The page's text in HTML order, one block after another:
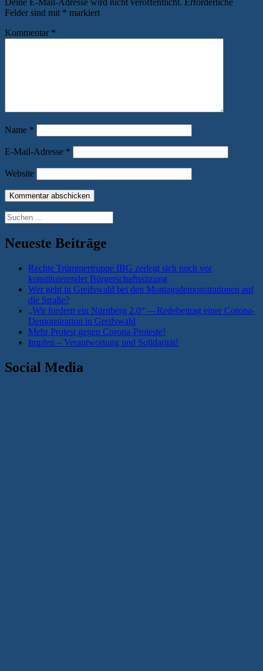
Deine E-Mail-Adresse wird nicht veröffentlicht. Erforderliche
Felder sind mit * markiert
Kommentar *
Name *
E-Mail-Adresse *
Website
Suchen
nach:
Neueste Beiträge
Rechte Trümmertruppe IBG zerlegt sich noch vor
konstituierender Bürgerschaftssitzung
Wer geht in Greifswald bei den Montagsdemonstrationen auf
die Straße?
„Wir fordern ein Nürnberg 2.0“ —Redebeitrag einer Corona-
Demonstration in Greifswald
Mehr Protest gegen Corona-Proteste!
Impfen – Verantwortung und Solidarität!
Social Media